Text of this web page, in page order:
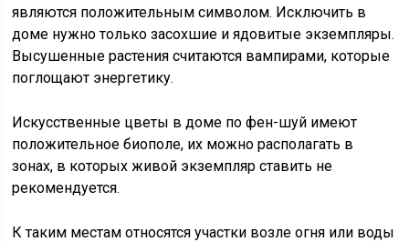
являются положительным символом. Исключить в
доме нужно только засохшие и ядовитые экземпляры.
Высушенные растения считаются вампирами, которые
поглощают энергетику.
Искусственные цветы в доме по фен-шуй имеют
положительное биополе, их можно располагать в
зонах, в которых живой экземпляр ставить не
рекомендуется.
К таким местам относятся участки возле огня или воды